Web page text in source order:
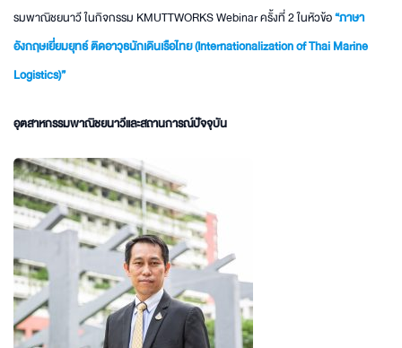
รมพาณิชยนาวี ในกิจกรรม KMUTTWORKS Webinar ครั้งที่ 2 ในหัวข้อ“ภาษา
อังกฤษเยี่ยมยุทธ์ ติดอาวุธนักเดินเรือไทย (Internationalization of Thai Marine
Logistics)”
อุตสาหกรรมพาณิชยนาวีและสถานการณ์ปัจจุบัน